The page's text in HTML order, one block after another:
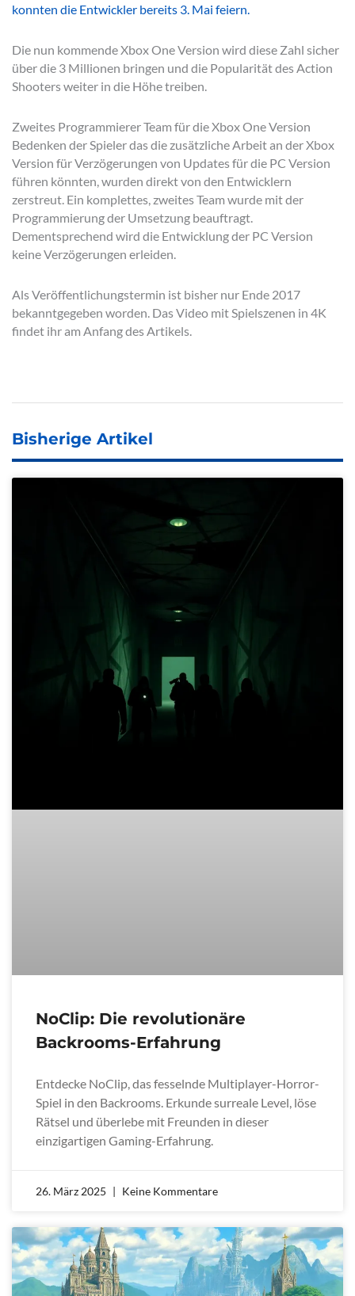
konnten die Entwickler bereits 3. Mai feiern.
Die nun kommende Xbox One Version wird diese Zahl sicher
über die 3 Millionen bringen und die Popularität des Action
Shooters weiter in die Höhe treiben.
Zweites Programmierer Team für die Xbox One Version
Bedenken der Spieler das die zusätzliche Arbeit an der Xbox
Version für Verzögerungen von Updates für die PC Version
führen könnten, wurden direkt von den Entwicklern
zerstreut. Ein komplettes, zweites Team wurde mit der
Programmierung der Umsetzung beauftragt.
Dementsprechend wird die Entwicklung der PC Version
keine Verzögerungen erleiden.
Als Veröffentlichungstermin ist bisher nur Ende 2017
bekanntgegeben worden. Das Video mit Spielszenen in 4K
findet ihr am Anfang des Artikels.
Bisherige Artikel
NoClip: Die revolutionäre
Backrooms-Erfahrung
Entdecke NoClip, das fesselnde Multiplayer-Horror-
Spiel in den Backrooms. Erkunde surreale Level, löse
Rätsel und überlebe mit Freunden in dieser
einzigartigen Gaming-Erfahrung.
26. März 2025 Keine Kommentare